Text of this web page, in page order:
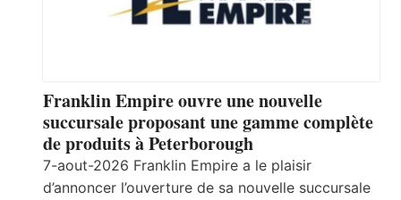
Franklin Empire ouvre une nouvelle
succursale proposant une gamme complète
de produits à Peterborough
7-aout-2026 Franklin Empire a le plaisir
d’annoncer l’ouverture de sa nouvelle succursale